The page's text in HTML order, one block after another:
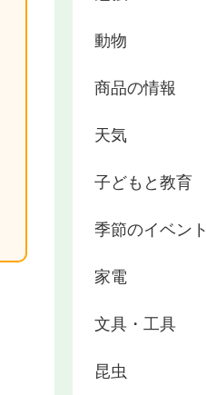
動物
商品の情報
天気
子どもと教育
季節のイベント
家電
文具・工具
昆虫